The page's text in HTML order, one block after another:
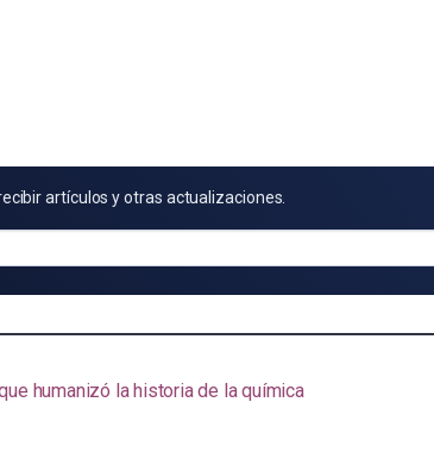
artículos y otras actualizaciones.
humanizó la historia de la química